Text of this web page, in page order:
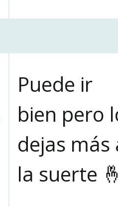
Puede ir
bien pero
dejas más
la suerte